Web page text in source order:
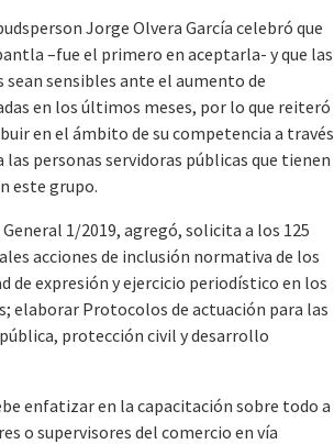
Jorge Olvera García celebró que
–fue el primero en aceptarla- y que las
sensibles ante el aumento de
en los últimos meses, por lo que reiteró
en el ámbito de su competencia a través
las personas servidoras públicas que tienen
este grupo.
1/2019, agregó, solicita a los 125
acciones de inclusión normativa de los
de expresión y ejercicio periodístico en los
elaborar Protocolos de actuación para las
protección civil y desarrollo
enfatizar en la capacitación sobre todo a
o supervisores del comercio en vía